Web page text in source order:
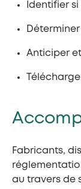
Identifier
Anticiper
Fabricants,
au travers de